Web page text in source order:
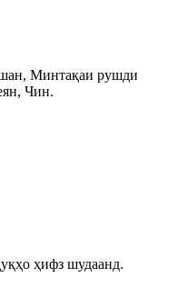
Минтақаи рушди
Чин.
ҳифз шудаанд.